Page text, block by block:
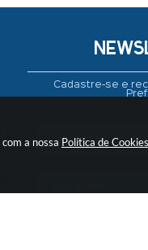
a nossa Política de Cookies
Cadastre-se e